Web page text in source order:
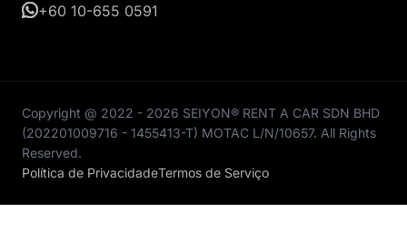
+60 10-655 0591
Copyright @ 2022 - 2026 SEIYON® RENT A CAR SDN BHD
(202201009716 - 1455413-T) MOTAC L/N/10657. All Rights
Reserved.
Política de PrivacidadeTermos de Serviço